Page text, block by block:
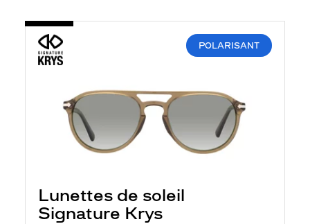
POLARISANT
Lunettes de soleil
Signature Krys